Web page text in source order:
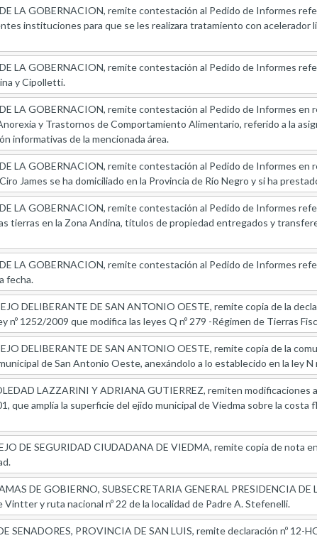
LA GOBERNACION, remite contestación al Pedido de Informes
instituciones para que se les realizara tratamiento con acelerador
LA GOBERNACION, remite contestación al Pedido de Informes
y Cipolletti.
LA GOBERNACION, remite contestación al Pedido de Informes en
y Trastornos de Comportamiento Alimentario, referido a la
informativas de la mencionada área.
LA GOBERNACION, remite contestación al Pedido de Informes en
James se ha domiciliado en la Provincia de Río Negro y si ha
LA GOBERNACION, remite contestación al Pedido de Informes
tierras en la Zona Andina, títulos de propiedad entregados y
LA GOBERNACION, remite contestación al Pedido de Informes
fecha.
DELIBERANTE DE SAN ANTONIO OESTE, remite copia de la
1252/2009 que modifica las leyes Q nº 279 -Régimen de Tierras
DELIBERANTE DE SAN ANTONIO OESTE, remite copia de la
de San Antonio Oeste, anexándolo a lo establecido en la ley N
LAZZARINI Y ADRIANA GUTIERREZ, remiten
que amplía la superficie del ejido municipal de Viedma sobre la
DE SEGURIDAD CIUDADANA DE VIEDMA, remite copia de nota
DE GOBIERNO, SUBSECRETARIA GENERAL PRESIDENCIA
y ruta nacional nº 22 de la localidad de Padre A. Stefenelli.
SENADORES, PROVINCIA DE SAN LUIS, remite declaración nº 12-